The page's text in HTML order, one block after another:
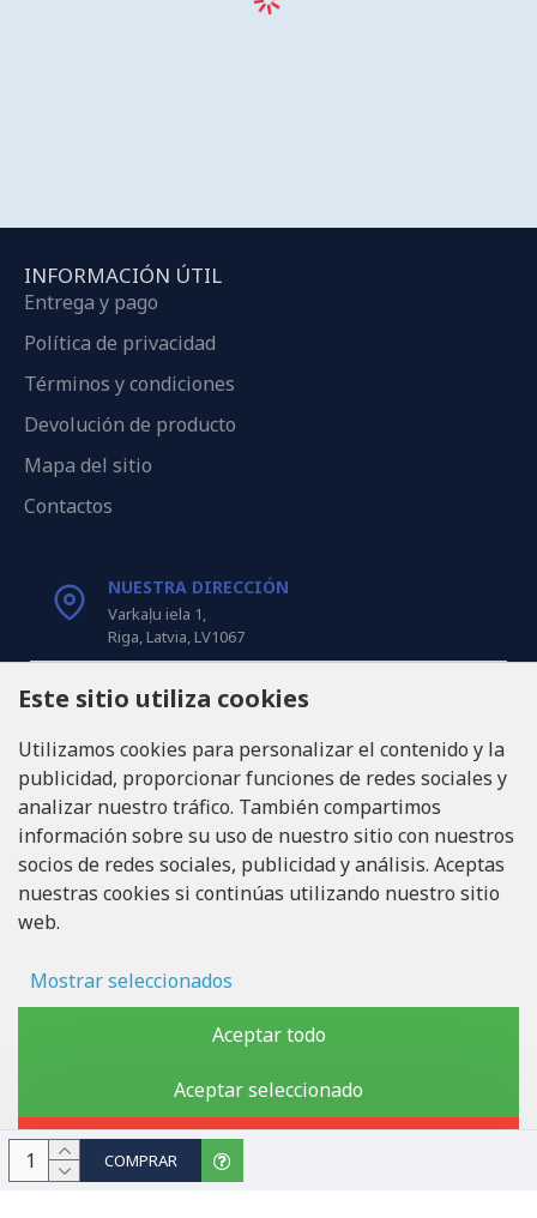
COMPRAR
INFORMACIÓN ÚTIL
Entrega y pago
Política de privacidad
Términos y condiciones
Devolución de producto
Mapa del sitio
Contactos
NUESTRA DIRECCIÓN
Varkaļu iela 1,
Riga, Latvia, LV1067
LLÁMANOS
INFO@LUKONS.COM
DETALLES DE LA COMPAÑÍA
RITONE SIA
Domicilio legal: Rīga, Zasulauka iela 32 - 7, LV-1046
Copyright © 2019 - 2026, lukons.com, Todos los derechos
Este sitio utiliza cookies
Utilizamos cookies para personalizar el contenido y la
publicidad, proporcionar funciones de redes sociales y
analizar nuestro tráfico. También compartimos
información sobre su uso de nuestro sitio con nuestros
socios de redes sociales, publicidad y análisis. Aceptas
nuestras cookies si continúas utilizando nuestro sitio
web.
Mostrar seleccionados
Almacenamiento de anuncios
Datos del usuario
Personalización publicitaria
Aceptar todo
Aceptar seleccionado
Rechazar